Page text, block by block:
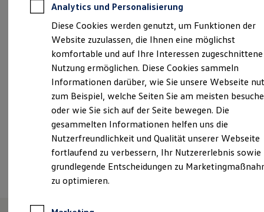
Für Gewerbekunden
Profi Paket
TopDeal
Gebrauchtwagen
ProfiPartner für Gebrauchtwagen
Zertifizierte Gebrauchtwagen
Finanzierung
Für Privatkunden
Für Gewerbekunden
Leasing
Für Privatkunden
Für Gewerbekunden
Versicherungen & Garantien
Garantien
Kfz-Versicherung für Nutzfahrzeuge
Restschuldversicherung
Wartungsverträge
Besitzer & Service
info@autohaus-hildesheim.de
+49 3874 42520
Samstag
08:00 12:00 Uhr
Ansprechpartner
Termin vereinbaren
Analytics und Personalisierung
Diese Cookies werden genutzt, um Funktionen der
Website zuzulassen, die Ihnen eine möglichst
komfortable und auf Ihre Interessen zugeschnittene
Nutzung ermöglichen. Diese Cookies sammeln
Informationen darüber, wie Sie unsere Webseite
zum Beispiel, welche Seiten Sie am meisten
oder wie Sie sich auf der Seite bewegen. Die
gesammelten Informationen helfen uns die
Nutzerfreundlichkeit und Qualität unserer Webseite
fortlaufend zu verbessern, Ihr Nutzererlebnis sowie
grundlegende Entscheidungen zu
zu optimieren.